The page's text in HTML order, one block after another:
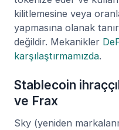
kilitlemesine veya
yapmasına olanak
değildir. Mekanikler
karşılaştırmamızda.
Stablecoin
ve Frax
Sky (yeniden